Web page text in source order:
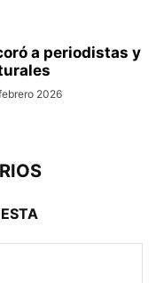
a periodistas y
2026